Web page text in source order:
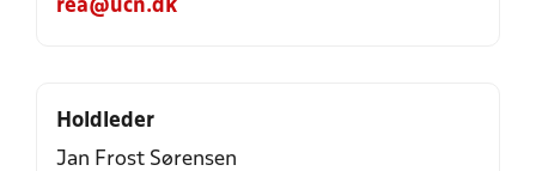
rea@ucn.dk
Holdleder
Jan Frost Sørensen